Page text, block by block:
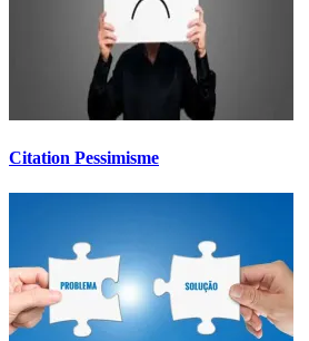
Citation Pessimisme